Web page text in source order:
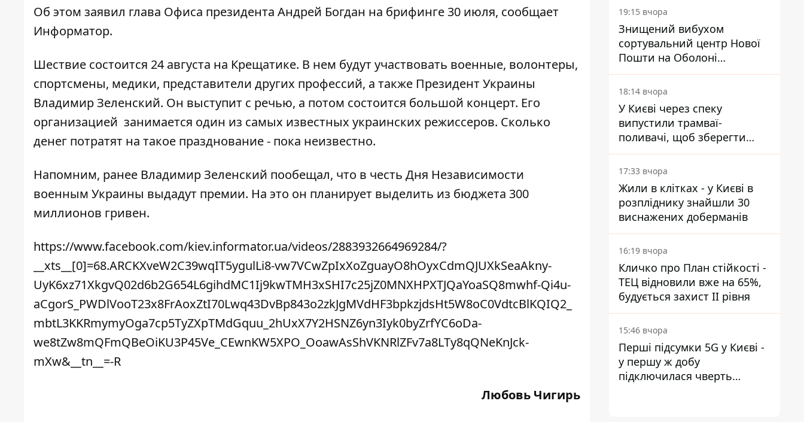
Об этом заявил глава Офиса президента Андрей Богдан на брифинге 30 июля, сообщает
Информатор.
Шествие состоится 24 августа на Крещатике. В нем будут участвовать военные, волонтеры,
спортсмены, медики, представители других профессий, а также Президент Украины
Владимир Зеленский. Он выступит с речью, а потом состоится большой концерт. Его
организацией занимается один из самых известных украинских режиссеров. Сколько
денег потратят на такое празднование - пока неизвестно.
Напомним, ранее Владимир Зеленский пообещал, что в честь Дня Независимости
военным Украины выдадут премии. На это он планирует выделить из бюджета 300
миллионов гривен.
https://www.facebook.com/kiev.informator.ua/videos/2883932664969284/?
__xts__[0]=68.ARCKXveW2C39wqIT5ygulLi8-vw7VCwZpIxXoZguayO8hOyxCdmQJUXkSeaAkny-
UyK6xz71XkgvQ02d6b2G654L6gihdMC1Ij9kwTMH3xSHI7c25jZ0MNXHPXTJQaYoaSQ8mwhf-Qi4u-
aCgorS_PWDlVooT23x8FrAoxZtI70Lwq43DvBp843o2zkJgMVdHF3bpkzjdsHt5W8oC0VdtcBlKQIQ2_
mbtL3KKRmymyOga7cp5TyZXpTMdGquu_2hUxX7Y2HSNZ6yn3Iyk0byZrfYC6oDa-
we8tZw8mQFmQBeOiKU3P45Ve_CEwnKW5XPO_OoawAsShVKNRlZFv7a8LTy8qQNeKnJck-
mXw&__tn__=-R
Любовь Чигирь
19:15 вчора
Знищений вибухом
сортувальний центр Нової
Пошти на Оболоні
запрацював - видають
посилки
18:14 вчора
У Києві через спеку
випустили трамваї-
поливачі, щоб зберегти
рейки від деформації
17:33 вчора
Жили в клітках - у Києві в
розпліднику знайшли 30
виснажених доберманів
16:19 вчора
Кличко про План стійкості -
ТЕЦ відновили вже на 65%,
будується захист ІІ рівня
15:46 вчора
Перші підсумки 5G у Києві -
у першу ж добу
підключилася чверть